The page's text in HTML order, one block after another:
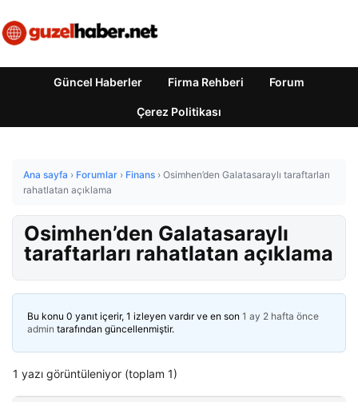
Güncel Haberler Firma Rehberi Forum
Çerez Politikası
Ana sayfa › Forumlar › Finans › Osimhen’den Galatasaraylı taraftarları
rahatlatan açıklama
Osimhen’den Galatasaraylı
taraftarları rahatlatan açıklama
Bu konu 0 yanıt içerir, 1 izleyen vardır ve en son 1 ay 2 hafta önce
admin tarafından güncellenmiştir.
1 yazı görüntüleniyor (toplam 1)